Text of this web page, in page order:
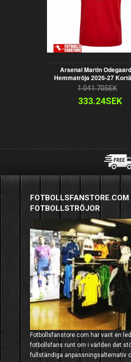
Arsenal Martin
Hemmatröja 2026-27
1 041.70SEK
333.24SEK
FOTBOLLSTRÖJOR
Fotbollsfanstore.com har varit en
fotbollsfans runt om i världen det
fullständiga anpassningsalternativ